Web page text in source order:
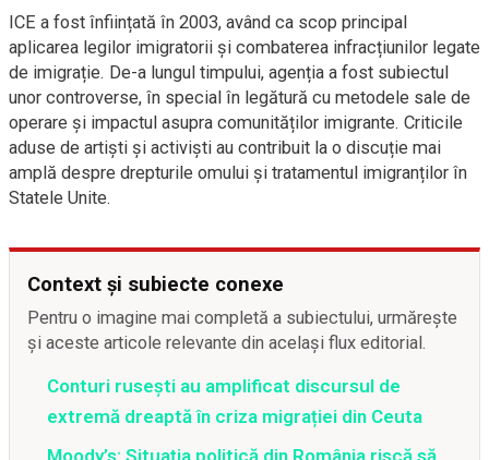
ICE a fost înființată în 2003, având ca scop principal
aplicarea legilor imigratorii și combaterea infracțiunilor legate
de imigrație. De-a lungul timpului, agenția a fost subiectul
unor controverse, în special în legătură cu metodele sale de
operare și impactul asupra comunităților imigrante. Criticile
aduse de artiști și activiști au contribuit la o discuție mai
amplă despre drepturile omului și tratamentul imigranților în
Statele Unite.
Context și subiecte conexe
Pentru o imagine mai completă a subiectului, urmărește
și aceste articole relevante din același flux editorial.
Conturi rusești au amplificat discursul de
extremă dreaptă în criza migrației din Ceuta
Moody’s: Situația politică din România riscă să